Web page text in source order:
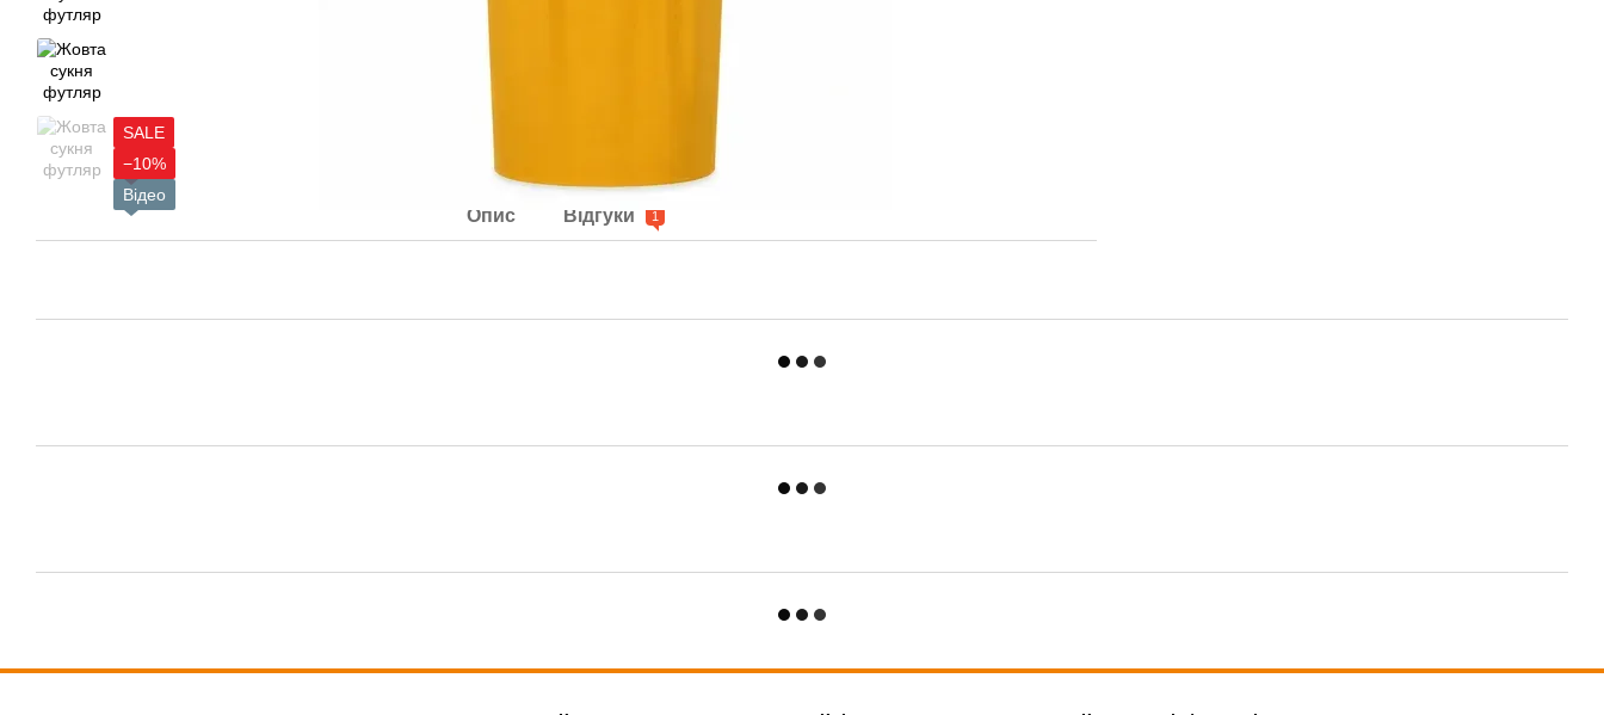
SALE
−10%
Відео
Опис Відгуки 1